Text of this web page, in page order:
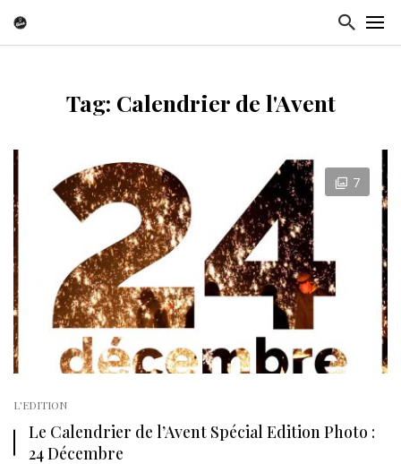
Tag: Calendrier de l'Avent
7
L'EDITION
Le Calendrier de l’Avent Spécial Edition Photo :
24 Décembre